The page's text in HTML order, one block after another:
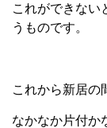
これができない
うものです。
これから新居の
なかなか片付か